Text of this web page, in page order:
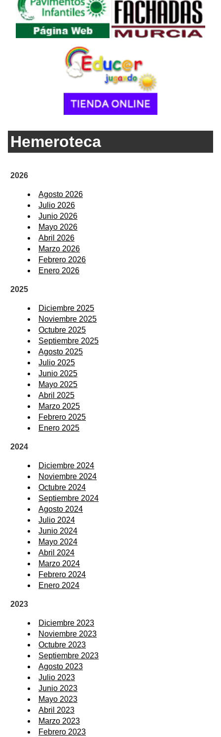
Hemeroteca
2026
Agosto 2026
Julio 2026
Junio 2026
Mayo 2026
Abril 2026
Marzo 2026
Febrero 2026
Enero 2026
2025
Diciembre 2025
Noviembre 2025
Octubre 2025
Septiembre 2025
Agosto 2025
Julio 2025
Junio 2025
Mayo 2025
Abril 2025
Marzo 2025
Febrero 2025
Enero 2025
2024
Diciembre 2024
Noviembre 2024
Octubre 2024
Septiembre 2024
Agosto 2024
Julio 2024
Junio 2024
Mayo 2024
Abril 2024
Marzo 2024
Febrero 2024
Enero 2024
2023
Diciembre 2023
Noviembre 2023
Octubre 2023
Septiembre 2023
Agosto 2023
Julio 2023
Junio 2023
Mayo 2023
Abril 2023
Marzo 2023
Febrero 2023